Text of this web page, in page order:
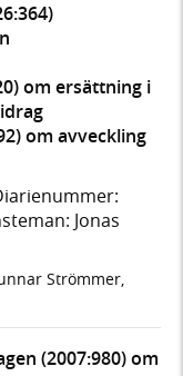
om ersättning i
om avveckling
Jonas
Strömmer,
(2007:980) om